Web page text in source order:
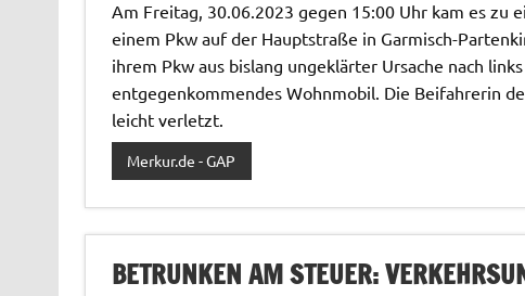
Am Freitag, 30.06.2023 gegen 15:00 Uhr kam es
einem Pkw auf der Hauptstraße in Garmisch-
ihrem Pkw aus bislang ungeklärter Ursache nach
entgegenkommendes Wohnmobil. Die Beifahrerin
leicht verletzt.
Merkur.de - GAP
BETRUNKEN AM STEUER: